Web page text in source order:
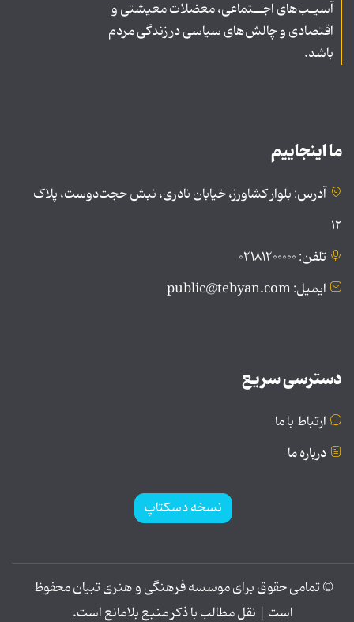
آسیـب‌های اجــتماعی، معضلات معیشتی و
اقتصادی و چالش‌های سیاسی در زندگی مردم
باشد.
ما اینجاییم
آدرس: بلوار کشاورز، خیابان نادری، نبش حجت‌دوست، پلاک
۱۲
تلفن: ۰۲۱۸۱۲۰۰۰۰۰
ایمیل: public@tebyan.com
دسترسی سریع
ارتباط با ما
درباره ما
نسخه دسکتاپ
© تمامی حقوق برای موسسه فرهنگی و هنری تبیان محفوظ
است | نقل مطالب با ذکر منبع بلامانع است.